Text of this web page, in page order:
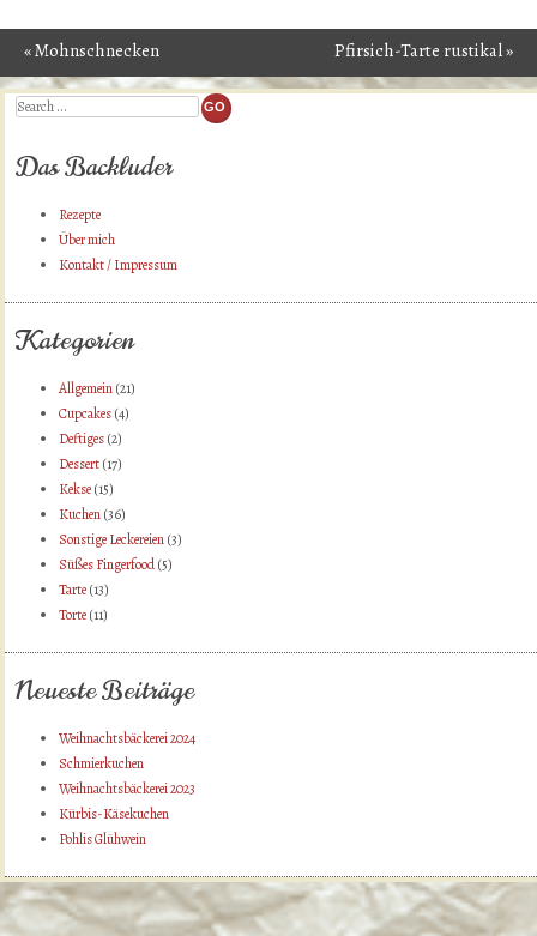
Post navigation
«Mohnschnecken Pfirsich-Tarte rustikal»
Search
Das Backluder
Rezepte
Über mich
Kontakt / Impressum
Kategorien
Allgemein(21)
Cupcakes(4)
Deftiges(2)
Dessert(17)
Kekse(15)
Kuchen(36)
Sonstige Leckereien(3)
Süßes Fingerfood(5)
Tarte(13)
Torte(11)
Neueste Beiträge
Weihnachtsbäckerei 2024
Schmierkuchen
Weihnachtsbäckerei 2023
Kürbis-Käsekuchen
Pohlis Glühwein